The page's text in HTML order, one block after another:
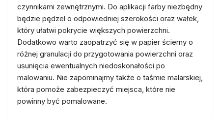
czynnikami zewnętrznymi. Do aplikacji farby niezbędny
będzie pędzel o odpowiedniej szerokości oraz wałek,
który ułatwi pokrycie większych powierzchni.
Dodatkowo warto zaopatrzyć się w papier ścierny o
różnej granulacji do przygotowania powierzchni oraz
usunięcia ewentualnych niedoskonałości po
malowaniu. Nie zapominajmy także o taśmie malarskiej,
która pomoże zabezpieczyć miejsca, które nie
powinny być pomalowane.